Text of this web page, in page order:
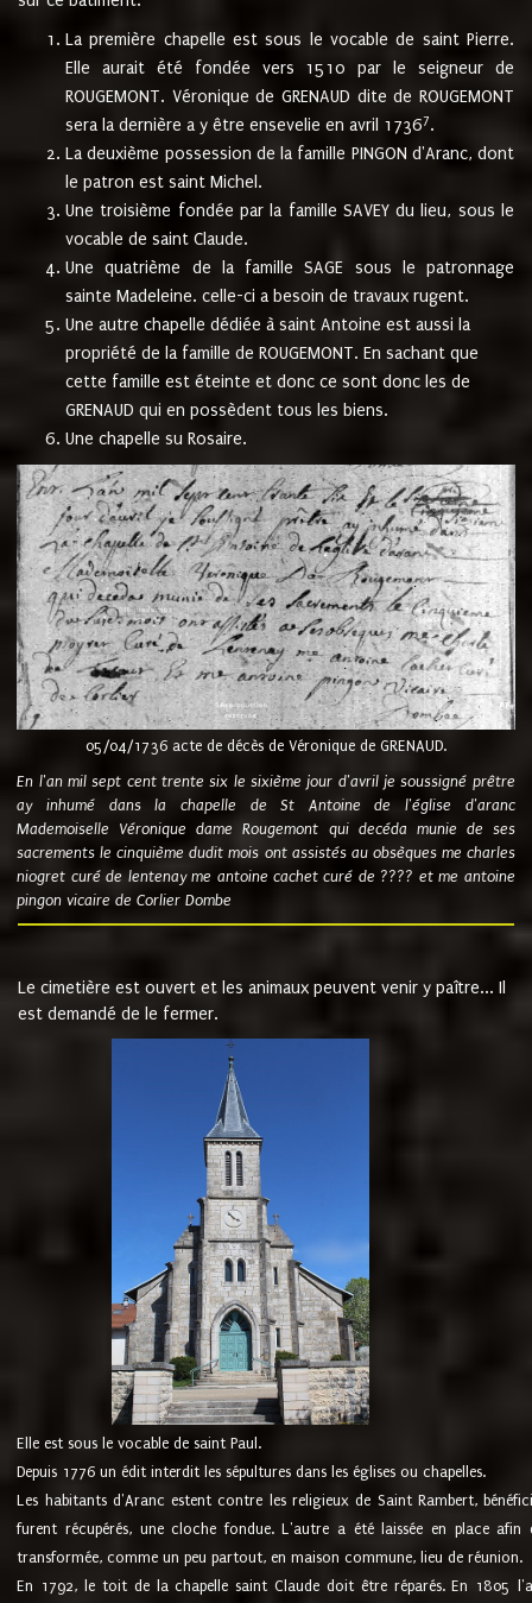
La première chapelle est sous le vocable de saint Pierre.
Elle aurait été fondée vers 1510 par le seigneur de
ROUGEMONT. Véronique de GRENAUD dite de ROUGEMONT
sera la dernière a y être ensevelie en avril 17367.
La deuxième possession de la famille PINGON d'Aranc, dont
le patron est saint Michel.
Une troisième fondée par la famille SAVEY du lieu, sous le
vocable de saint Claude.
Une quatrième de la famille SAGE sous le patronnage
sainte Madeleine. celle-ci a besoin de travaux rugent.
Une autre chapelle dédiée à saint Antoine est aussi la
propriété de la famille de ROUGEMONT. En sachant que
cette famille est éteinte et donc ce sont donc les de
GRENAUD qui en possèdent tous les biens.
Une chapelle su Rosaire.
05/04/1736 acte de décès de Véronique de GRENAUD.
En l'an mil sept cent trente six le sixième jour d'avril je soussigné prêtre
ay inhumé dans la chapelle de St Antoine de l'église d'aranc
Mademoiselle Véronique dame Rougemont qui decéda munie de ses
sacrements le cinquième dudit mois ont assistés au obsèques me charles
niogret curé de lentenay me antoine cachet curé de ???? et me antoine
pingon vicaire de Corlier Dombe
Le cimetière est ouvert et les animaux peuvent venir y paître... Il
est demandé de le fermer.
Elle est sous le vocable de saint Paul.
Depuis 1776 un édit interdit les sépultures dans les églises ou chapelles.
Les habitants d'Aranc estent contre les religieux de Saint Rambert,
furent récupérés, une cloche fondue. L'autre a été laissée en place
transformée, comme un peu partout, en maison commune, lieu de réunion.
En 1792, le toit de la chapelle saint Claude doit être réparés. En 1805